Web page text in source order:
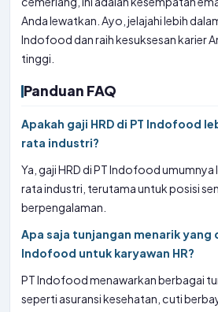
Anda lewatkan. Ayo, jelajahi lebih
Indofood dan raih kesuksesan karier
tinggi.
Panduan FAQ
Apakah gaji HRD di PT Indofood
rata industri?
Ya, gaji HRD di PT Indofood
rata industri, terutama untuk posisi
berpengalaman.
Apa saja tunjangan menarik yang
Indofood untuk karyawan HR?
PT Indofood menawarkan berbagai
seperti asuransi kesehatan, cuti